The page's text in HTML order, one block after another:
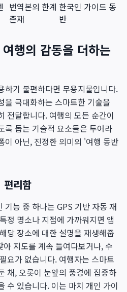
번역본의 한계
존재
한국인 가이드 동
반
행의 감동을 더하는
하기 불편하다면 무용지물입니다.
을 극대화하는 스마트한 기술을
전달합니다. 여행의 모든 순간이
록 돕는 기술적 요소들은 투어라
이 아닌, 진정한 의미의 '여행 동반
편리함
기능 중 하나는 GPS 기반 자동 재
정 명소나 지점에 가까워지면 앱
당 장소에 대한 설명을 재생해줍
지도를 계속 들여다보거나, 수
요가 없습니다. 여행자는 스마트
채, 오롯이 눈앞의 풍경에 집중하
수 있습니다. 이는 마치 개인 가이